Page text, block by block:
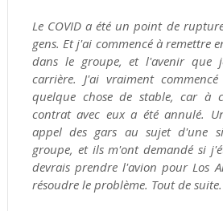
Le COVID a été un point de
gens. Et j'ai commencé à remettre
dans le groupe, et l'avenir que
carrière. J'ai vraiment
quelque chose de stable, car à
contrat avec eux a été annulé.
appel des gars au sujet d'une
groupe, et ils m'ont demandé si
devrais prendre l'avion pour Los
résoudre le problème. Tout de suite.